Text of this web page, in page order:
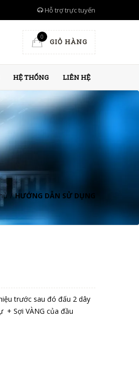
Hỗ trợ trực tuyến
0
GIỎ HÀNG
HỆ THỐNG LIÊN HỆ
/ HƯỚNG DẪN SỬ DỤNG
trước sau đó đấu 2 dây
+ Sợi VÀNG của đầu